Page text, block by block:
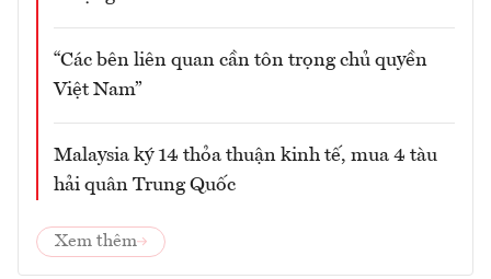
“Các bên liên quan cần tôn trọng chủ quyền
Việt Nam”
Malaysia ký 14 thỏa thuận kinh tế, mua 4 tàu
hải quân Trung Quốc
Xem thêm